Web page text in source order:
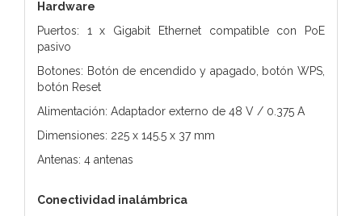
Hardware
Puertos: 1 x Gigabit Ethernet compatible con PoE
pasivo
Botones: Botón de encendido y apagado, botón WPS,
botón Reset
Alimentación: Adaptador externo de 48 V / 0.375 A
Dimensiones: 225 x 145.5 x 37 mm
Antenas: 4 antenas
Conectividad inalámbrica